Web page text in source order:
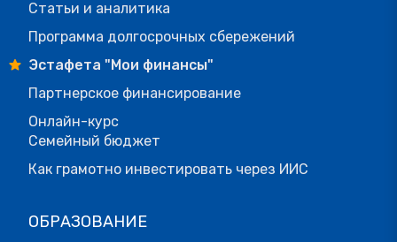
Статьи и аналитика
Программа долгосрочных сбережений
Эстафета "Мои финансы"
Партнерское финансирование
Онлайн-курс
Семейный бюджет
Как грамотно инвестировать через ИИС
ОБРАЗОВАНИЕ